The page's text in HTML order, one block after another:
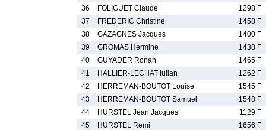
36
FOLIGUET Claude
1298 F
37
FREDERIC Christine
1458 F
38
GAZAGNES Jacques
1400 F
39
GROMAS Hermine
1438 F
40
GUYADER Ronan
1465 F
41
HALLIER-LECHAT Iulian
1262 F
42
HERREMAN-BOUTOT Louise
1545 F
43
HERREMAN-BOUTOT Samuel
1548 F
44
HURSTEL Jean Jacques
1129 F
45
HURSTEL Remi
1656 F